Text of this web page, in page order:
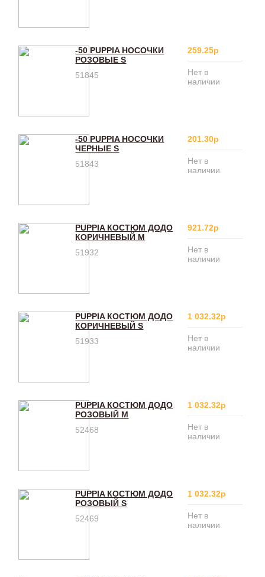
-50 PUPPIA НОСОЧКИ
РОЗОВЫЕ S
51845
259.25р
Нет в
наличии
-50 PUPPIA НОСОЧКИ
ЧЕРНЫЕ S
51843
201.30р
Нет в
наличии
PUPPIA КОСТЮМ ДОДО
КОРИЧНЕВЫЙ M
51932
921.72р
Нет в
наличии
PUPPIA КОСТЮМ ДОДО
КОРИЧНЕВЫЙ S
51933
1 032.32р
Нет в
наличии
PUPPIA КОСТЮМ ДОДО
РОЗОВЫЙ M
52468
1 032.32р
Нет в
наличии
PUPPIA КОСТЮМ ДОДО
РОЗОВЫЙ S
52469
1 032.32р
Нет в
наличии